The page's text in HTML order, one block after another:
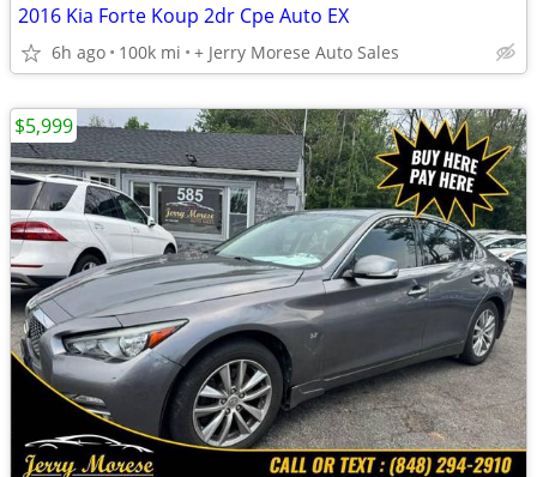
2016 Kia Forte Koup 2dr Cpe Auto EX
6h ago 100k mi + Jerry Morese Auto Sales
$5,999